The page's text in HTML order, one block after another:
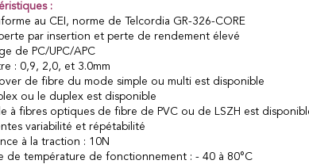
:
au CEI, norme de Telcordia GR-326-CORE
par insertion et perte de rendement élevé
de PC/UPC/APC
: 0,9, 2,0, et 3.0mm
de fibre du mode simple ou multi est disponible
ou le duplex est disponible
à fibres optiques de fibre de PVC ou de LSZH est
variabilité et répétabilité
à la traction : 10N
de température de fonctionnement : - 40 à 80°C